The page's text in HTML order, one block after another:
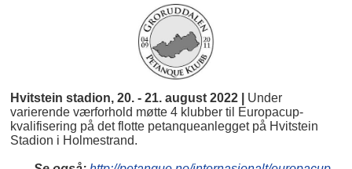
Hvitstein stadion, 20. - 21. august 2022 |
Under
varierende værforhold møtte 4 klubber til Europacup-
kvalifisering på det flotte petanqueanlegget på Hvitstein
Stadion i Holmestrand.